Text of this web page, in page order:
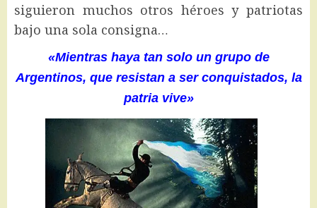
siguieron muchos otros héroes y patriotas
bajo una sola consigna…
«Mientras haya tan solo un grupo de
Argentinos, que resistan a ser conquistados, la
patria vive»